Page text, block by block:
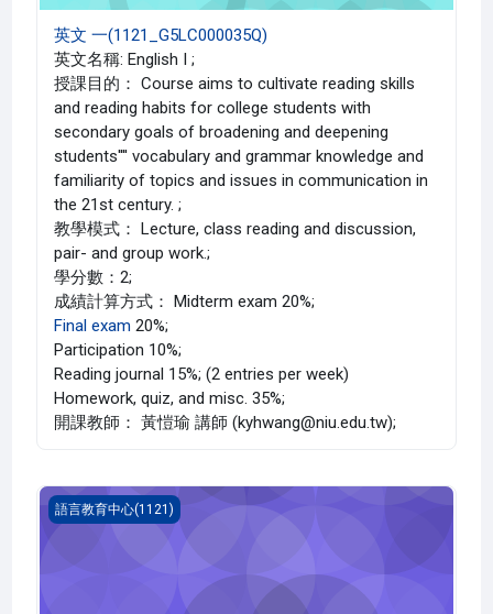
英文 一(1121_G5LC000035Q)
英文名稱: English I ;
授課目的： Course aims to cultivate reading skills
and reading habits for college students with
secondary goals of broadening and deepening
students'''' vocabulary and grammar knowledge and
familiarity of topics and issues in communication in
the 21st century. ;
教學模式： Lecture, class reading and discussion,
pair- and group work.;
學分數：2;
成績計算方式： Midterm exam 20%;
Final exam 20%;
Participation 10%;
Reading journal 15%; (2 entries per week)
Homework, quiz, and misc. 35%;
開課教師： 黃愷瑜 講師 (kyhwang@niu.edu.tw);
英文 一(1121_G5LC000035N)
語言教育中心(1121)